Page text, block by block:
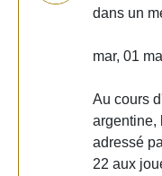
dans un
mar, 01
Au cours
argentine,
adressé
22 aux